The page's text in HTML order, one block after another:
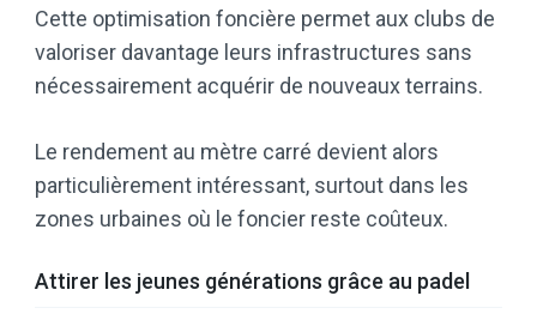
Cette optimisation foncière permet aux clubs de
valoriser davantage leurs infrastructures sans
nécessairement acquérir de nouveaux terrains.
Le rendement au mètre carré devient alors
particulièrement intéressant, surtout dans les
zones urbaines où le foncier reste coûteux.
Attirer les jeunes générations grâce au padel